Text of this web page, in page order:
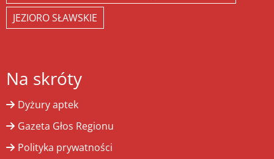
JEZIORO SŁAWSKIE
Na skróty
Dyżury aptek
Gazeta Głos Regionu
Polityka prywatności